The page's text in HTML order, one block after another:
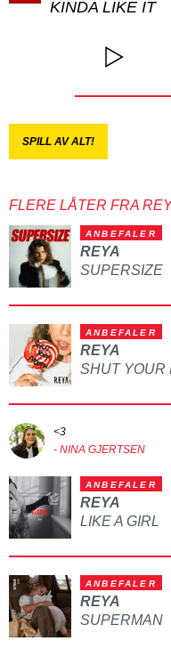
KINDA LIKE IT
SPILL AV ALT!
FLERE LÅTER FRA
ANBEFALER
REYA
SUPERSIZE
ANBEFALER
REYA
<3
- NINA GJERTSEN
ANBEFALER
REYA
LIKE A GIRL
ANBEFALER
REYA
SUPERMAN